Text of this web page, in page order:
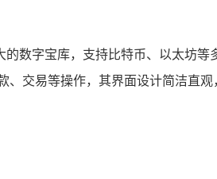
数字宝库，支持比特币、以太坊
、交易等操作，其界面设计简洁直